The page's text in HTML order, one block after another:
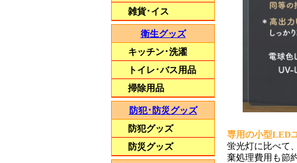
専用の小型LED
蛍光灯に比べて
棄処理費用も節
雑貨･イス
衛生グッズ
キッチン･洗濯
トイレ･バス用品
掃除用品
防犯･防災グッズ
防犯グッズ
防災グッズ